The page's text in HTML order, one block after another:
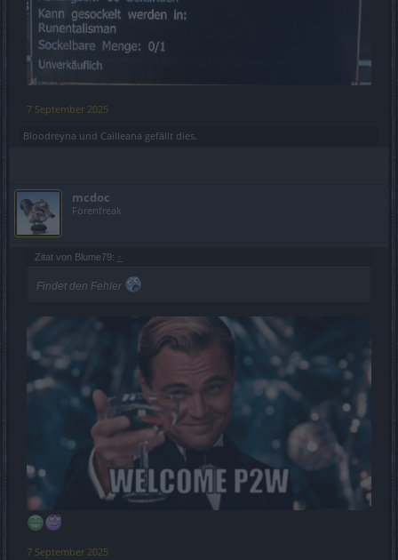
7 September 2025
Bloodreyna und Cailleana gefällt dies.
mcdoc
Forenfreak
Zitat von Blume79: ↑
Findet den Fehler
7 September 2025